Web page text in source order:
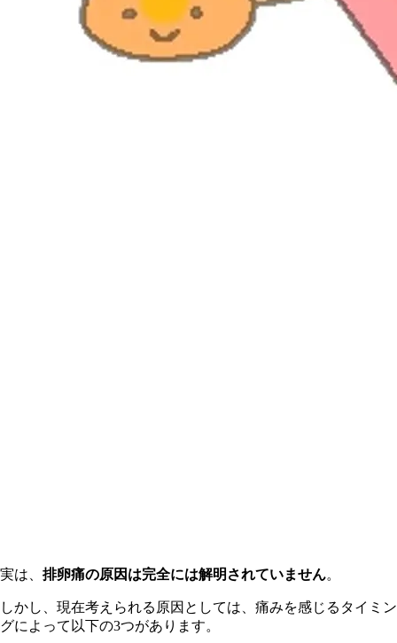
実は、 排卵痛の原因は完全には解明されていません。
しかし、現在考えられる原因としては、痛みを感じるタイミン
グによって以下の3つがあります。